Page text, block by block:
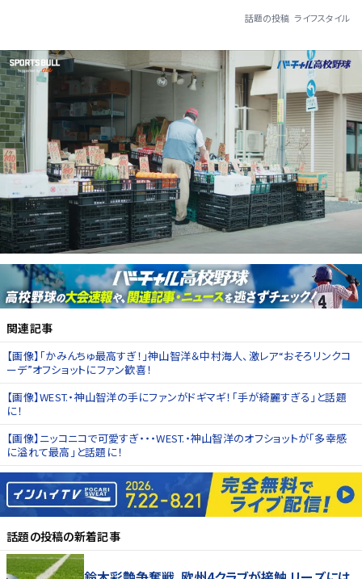
話題の投稿 ライフスタイル
関連記事
【画像】「かみんちゅ最高すぎ！」神山智洋＆中村海人、激レア“おそろリンクコ
ーデ”オフショットにファン歓喜！
【画像】WEST.・神山智洋の手にファンがドギマギ！「手が綺麗すぎる」と話題
に！
【画像】ニッコニコで可愛すぎ・・・WEST.・神山智洋のオフショットが「多幸感
に溢れて最高」と話題に！
話題の投稿の新着記事